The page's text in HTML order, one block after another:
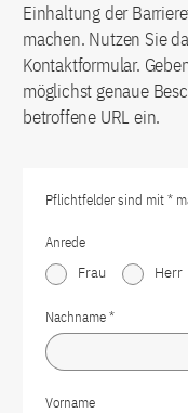
Einhaltung der
machen. Nutzen Sie
Kontaktformular.
möglichst genaue
betroffene URL ein.
Pflichtfelder sind mit *
Anrede
Frau
Herr
Nachname*
Vorname